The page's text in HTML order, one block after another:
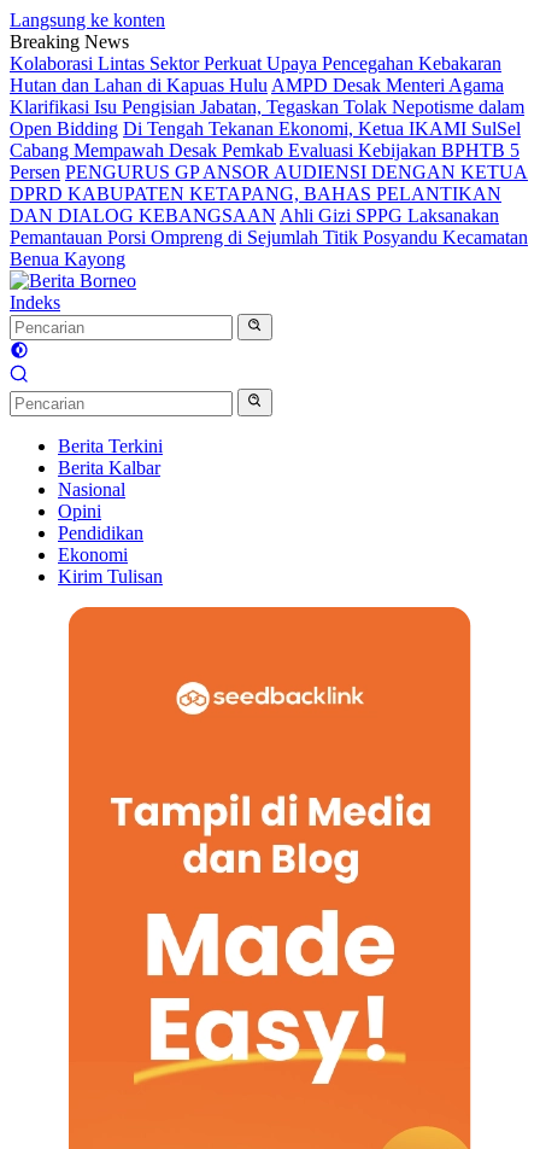
Langsung ke konten
Breaking News
Kolaborasi Lintas Sektor Perkuat Upaya Pencegahan Kebakaran
Hutan dan Lahan di Kapuas Hulu AMPD Desak Menteri Agama
Klarifikasi Isu Pengisian Jabatan, Tegaskan Tolak Nepotisme dalam
Open Bidding Di Tengah Tekanan Ekonomi, Ketua IKAMI SulSel
Cabang Mempawah Desak Pemkab Evaluasi Kebijakan BPHTB 5
Persen PENGURUS GP ANSOR AUDIENSI DENGAN KETUA
DPRD KABUPATEN KETAPANG, BAHAS PELANTIKAN
DAN DIALOG KEBANGSAAN Ahli Gizi SPPG Laksanakan
Pemantauan Porsi Ompreng di Sejumlah Titik Posyandu Kecamatan
Benua Kayong
Indeks
Berita Terkini
Berita Kalbar
Nasional
Opini
Pendidikan
Ekonomi
Kirim Tulisan